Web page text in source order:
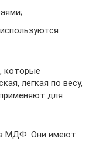
которые
легкая по весу,
для
МДФ. Они имеют